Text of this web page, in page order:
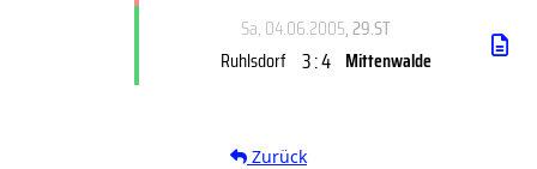
Sa, 04.06.2005, 29.ST
Ruhlsdorf 3 : 4 Mittenwalde
Zurück